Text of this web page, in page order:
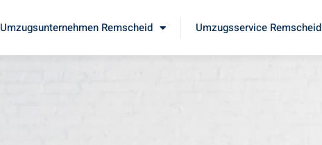
Umzugsunternehmen Remscheid Umzugsservice Remscheid